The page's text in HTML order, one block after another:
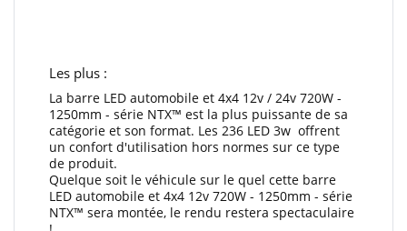
Les plus :
La barre LED automobile et 4x4 12v / 24v 720W -
1250mm - série NTX™ est la plus puissante de sa
catégorie et son format. Les 236 LED 3w offrent
un confort d'utilisation hors normes sur ce type
de produit.
Quelque soit le véhicule sur le quel cette barre
LED automobile et 4x4 12v 720W - 1250mm - série
NTX™ sera montée, le rendu restera spectaculaire